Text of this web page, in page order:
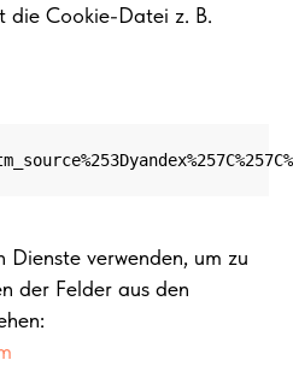
die Cookie-Datei z. B.
verwenden, um zu
der Felder aus den